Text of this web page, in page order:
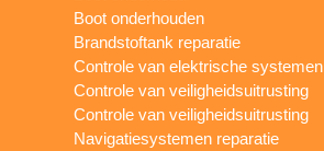
Boot onderhouden
Brandstoftank reparatie
Controle van elektrische systemen
Controle van veiligheidsuitrusting
Controle van veiligheidsuitrusting
Navigatiesystemen reparatie